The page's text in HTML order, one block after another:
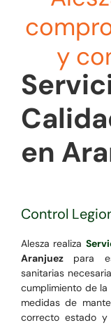
y
en
Control
Alesza realiza
Aranjuez para
sanitarias
cumplimiento de la
medidas de
correcto estado y